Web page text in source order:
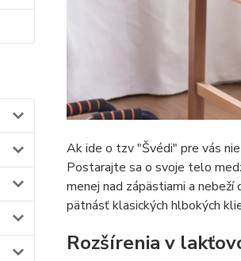
Ak ide o tzv "Švédi" pre vás
Postarajte sa o svoje telo
menej nad zápästiami a
pätnásť klasických hlbokých
Rozšírenia v